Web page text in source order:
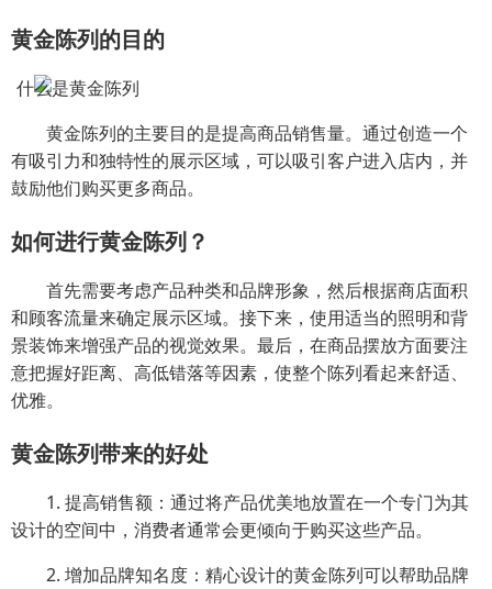
黄金陈列的目的
黄金陈列的主要目的是提高商品销售量。通过创造一个
有吸引力和独特性的展示区域，可以吸引客户进入店内，并
鼓励他们购买更多商品。
如何进行黄金陈列？
首先需要考虑产品种类和品牌形象，然后根据商店面积
和顾客流量来确定展示区域。接下来，使用适当的照明和背
景装饰来增强产品的视觉效果。最后，在商品摆放方面要注
意把握好距离、高低错落等因素，使整个陈列看起来舒适、
优雅。
黄金陈列带来的好处
1. 提高销售额：通过将产品优美地放置在一个专门为其
设计的空间中，消费者通常会更倾向于购买这些产品。
2. 增加品牌知名度：精心设计的黄金陈列可以帮助品牌